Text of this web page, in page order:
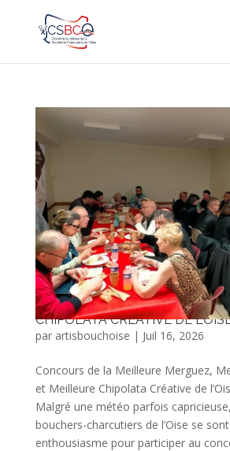
CONCOURS DE LA MEILLEURE
MEILLEURE CHIPOLATA ET
CHIPOLATA CRÉATIVE DE
par artisbouchoise | Juil 16, 2026
Concours de la Meilleure Merguez,
et Meilleure Chipolata Créative de
Malgré une météo parfois
bouchers-charcutiers de l’Oise se
enthousiasme pour participer au